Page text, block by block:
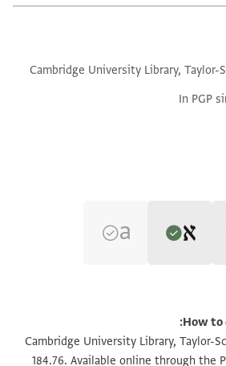
Cambridge University Library, Taylor-
In PGP
S. D. Goitein's
Verso
تكبير و تدوير
How to
Cambridge University Library, Taylor-
184.76. Available online through the